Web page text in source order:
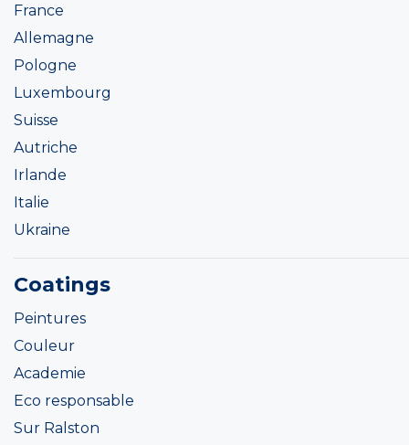
France
Allemagne
Pologne
Luxembourg
Suisse
Autriche
Irlande
Italie
Ukraine
Coatings
Peintures
Couleur
Academie
Eco responsable
Sur Ralston